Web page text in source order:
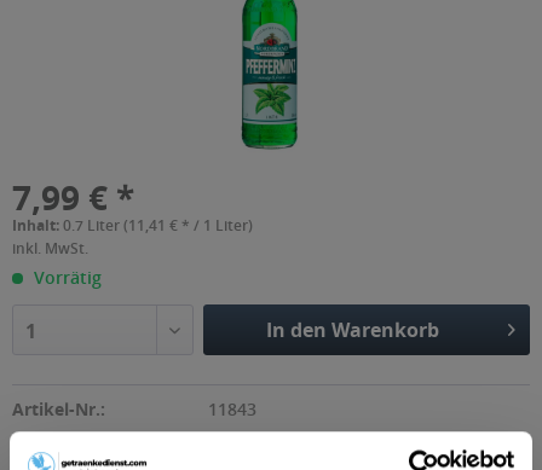
7,99 € *
Inhalt:0.7 Liter (11,41 € * / 1 Liter)
inkl. MwSt.
Vorrätig
1 In den Warenkorb
Artikel-Nr.: 11843